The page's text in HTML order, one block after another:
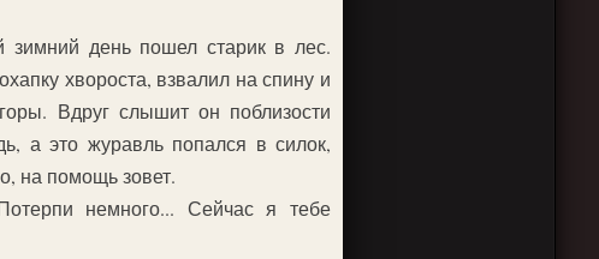
день пошел старик в лес.
хвороста, взвалил на спину и
Вдруг слышит он поблизости
а это журавль попался в силок,
на помощь зовет.
немного... Сейчас я тебе